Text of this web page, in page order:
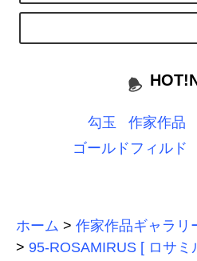
勾玉 作家作品
ゴールドフィルド
ホーム > 作家作品ギャラリ
> 95-ROSAMIRUS [ ロサミ